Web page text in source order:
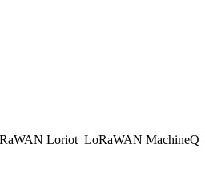
Loriot LoRaWAN MachineQ